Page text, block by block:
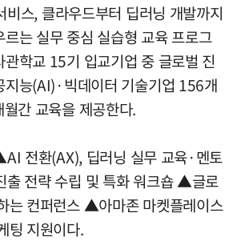
스, 클라우드부터 딥러닝 개발까지
는 실무 중심 실습형 교육 프로그
관학교 15기 입교기업 중 글로벌 진
지능(AI)·빅데이터 기술기업 156개
간 교육을 제공한다.
전환(AX), 딥러닝 실무 교육·멘토
전략 수립 및 특화 워크숍 ▲글로
는 컨퍼런스 ▲아마존 마켓플레이스
팅 지원이다.